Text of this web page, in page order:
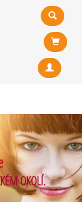
OKOLÍ.